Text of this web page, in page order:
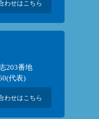
わせはこちら
203番地
代表)
わせはこちら